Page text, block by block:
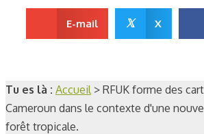
E-mail 𝕏 X
Tu es là : Accueil > RFUK forme des
Cameroun dans le contexte d'une
forêt tropicale.